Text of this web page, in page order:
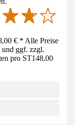
€ * Alle Preise
ggf. zzgl.
pro ST148,00